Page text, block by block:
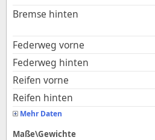
Bremse hinten
Federweg vorne
Federweg hinten
Reifen vorne
Reifen hinten
Mehr Daten
Maße\Gewichte